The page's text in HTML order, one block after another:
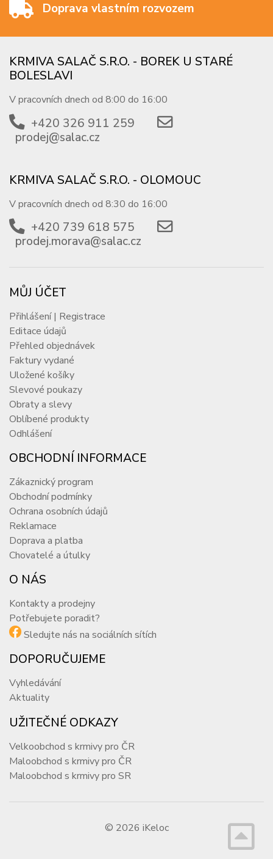
Doprava vlastním rozvozem
KRMIVA SALAČ S.R.O. - BOREK U STARÉ
BOLESLAVI
V pracovních dnech od 8:00 do 16:00
+420 326 911 259
prodej@salac.cz
KRMIVA SALAČ S.R.O. - OLOMOUC
V pracovních dnech od 8:30 do 16:00
+420 739 618 575
prodej.morava@salac.cz
MŮJ ÚČET
Přihlášení | Registrace
Editace údajů
Přehled objednávek
Faktury vydané
Uložené košíky
Slevové poukazy
Obraty a slevy
Oblíbené produkty
Odhlášení
OBCHODNÍ INFORMACE
Zákaznický program
Obchodní podmínky
Ochrana osobních údajů
Reklamace
Doprava a platba
Chovatelé a útulky
O NÁS
Kontakty a prodejny
Potřebujete poradit?
Sledujte nás na sociálních sítích
DOPORUČUJEME
Vyhledávání
Aktuality
UŽITEČNÉ ODKAZY
Velkoobchod s krmivy pro ČR
Maloobchod s krmivy pro ČR
Maloobchod s krmivy pro SR
© 2026 iKeloc